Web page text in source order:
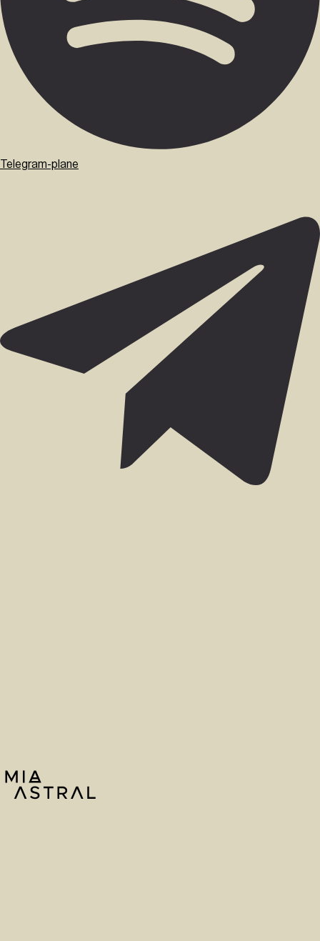
Telegram-plane